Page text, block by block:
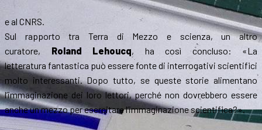
e al CNRS.
Sul rapporto tra Terra di Mezzo e scienza, un altro
curatore, Roland Lehoucq, ha così concluso: «La
letteratura fantastica può essere fonte di interrogativi scientifici
molto interessanti. Dopo tutto, se queste storie alimentano
l’immaginazione dei loro lettori, perché non dovrebbero essere
anche un mezzo per esercitare l’immaginazione scientifica?».